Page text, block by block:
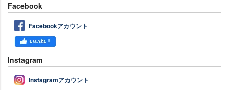
Facebook
Facebookアカウント
Instagram
Instagramアカウント